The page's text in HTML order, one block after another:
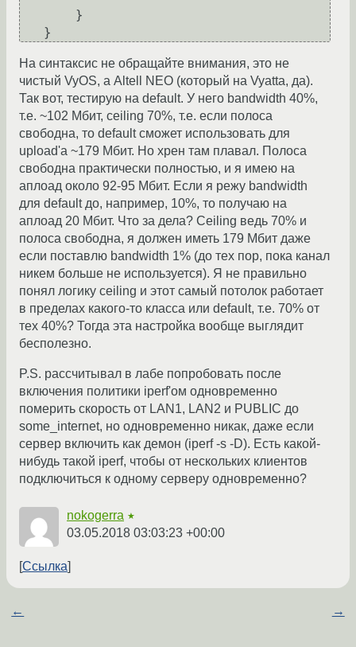
На синтаксис не обращайте внимания, это не
чистый VyOS, а Altell NEO (который на Vyatta, да).
Так вот, тестирую на default. У него bandwidth 40%,
т.е. ~102 Мбит, ceiling 70%, т.е. если полоса
свободна, то default сможет использовать для
upload'а ~179 Мбит. Но хрен там плавал. Полоса
свободна практически полностью, и я имею на
аплоад около 92-95 Мбит. Если я режу bandwidth
для default до, например, 10%, то получаю на
аплоад 20 Мбит. Что за дела? Ceiling ведь 70% и
полоса свободна, я должен иметь 179 Мбит даже
если поставлю bandwidth 1% (до тех пор, пока канал
никем больше не используется). Я не правильно
понял логику ceiling и этот самый потолок работает
в пределах какого-то класса или default, т.е. 70% от
тех 40%? Тогда эта настройка вообще выглядит
бесполезно.
P.S. рассчитывал в лабе попробовать после
включения политики iperf'ом одновременно
померить скорость от LAN1, LAN2 и PUBLIC до
some_internet, но одновременно никак, даже если
сервер включить как демон (iperf -s -D). Есть какой-
нибудь такой iperf, чтобы от нескольких клиентов
подключиться к одному серверу одновременно?
nokogerra ★
03.05.2018 03:03:23 +00:00
Ссылка
← →